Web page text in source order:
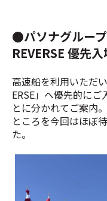
●パソナグルー
REVERSE 優先
高速船を利用いただ
ERSE」へ優先的に
とに分かれてご案内
ところを今回はほぼ
た。